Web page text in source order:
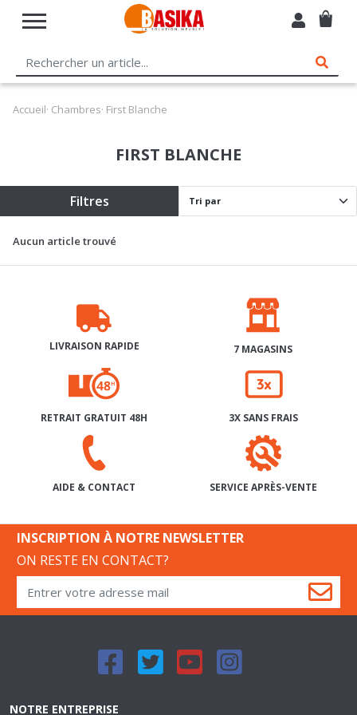
Accueil· Chambres· First Blanche
FIRST BLANCHE
Filtres
Aucun article trouvé
LIVRAISON RAPIDE 7 MAGASINS
RETRAIT GRATUIT 48H 3X SANS FRAIS
AIDE & CONTACT SERVICE APRÈS-VENTE
INSCRIPTION À NOTRE NEWSLETTER
ON RESTE EN CONTACT?
NOTRE ENTREPRISE